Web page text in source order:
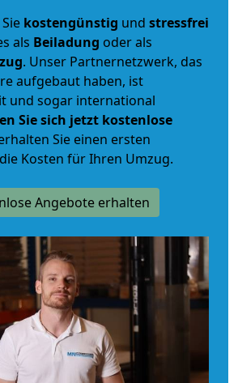
kostengünstig und stressfrei
als Beiladung oder als
. Unser Partnernetzwerk, das
aufgebaut haben, ist
und sogar international
Sie sich jetzt kostenlose
Sie einen ersten
Kosten für Ihren Umzug.
Angebote erhalten